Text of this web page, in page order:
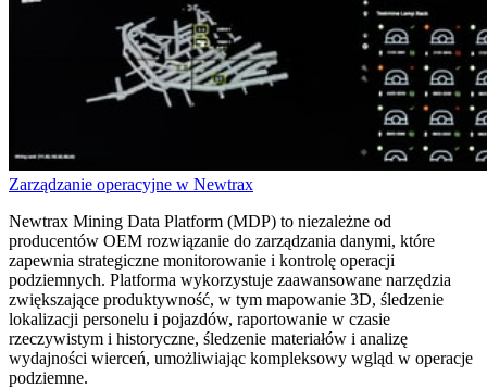
Zarządzanie operacyjne w Newtrax
Newtrax Mining Data Platform (MDP) to niezależne od
producentów OEM rozwiązanie do zarządzania danymi, które
zapewnia strategiczne monitorowanie i kontrolę operacji
podziemnych. Platforma wykorzystuje zaawansowane narzędzia
zwiększające produktywność, w tym mapowanie 3D, śledzenie
lokalizacji personelu i pojazdów, raportowanie w czasie
rzeczywistym i historyczne, śledzenie materiałów i analizę
wydajności wierceń, umożliwiając kompleksowy wgląd w operacje
podziemne.